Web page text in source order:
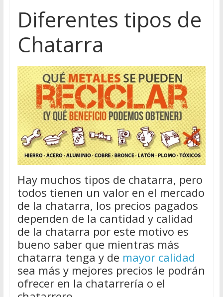
Diferentes tipos de
Chatarra
Hay muchos tipos de chatarra, pero
todos tienen un valor en el mercado
de la chatarra, los precios pagados
dependen de la cantidad y calidad
de la chatarra por este motivo es
bueno saber que mientras más
chatarra tenga y de mayor calidad
sea más y mejores precios le podrán
ofrecer en la chatarrería o el